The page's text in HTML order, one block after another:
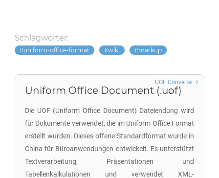
Schlagwörter:
uniform-office-format wiki markup
Uniform Office Document (.uof)
Die UOF (Uniform Office Document) Dateiendung wird
für Dokumente verwendet, die im Uniform Office Format
erstellt wurden. Dieses offene Standardformat wurde in
China für Büroanwendungen entwickelt. Es unterstützt
Textverarbeitung, Präsentationen und
Tabellenkalkulationen und verwendet XML-
UOF Converter